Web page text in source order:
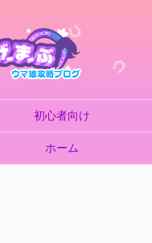
初心者向け
ホーム